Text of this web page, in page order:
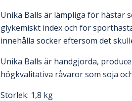
Unika Balls är lämpliga för hästar
glykemiskt index och för
innehålla socker eftersom det
Unika Balls är handgjorda,
högkvalitativa råvaror som soja
Storlek: 1,8 kg